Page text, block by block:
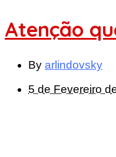
Atenção
By arlindovsky
5 de Fevereiro